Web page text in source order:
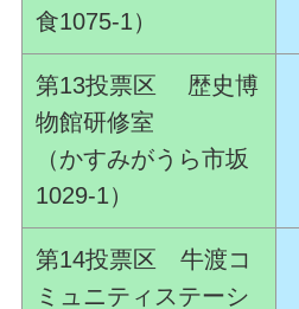
食1075-1）
第13投票区 歴史博
物館研修室
（かすみがうら市坂
1029-1）
第14投票区 牛渡コ
ミュニティステーシ